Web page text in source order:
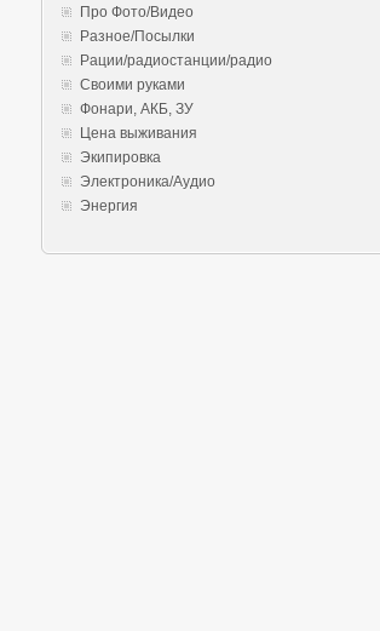
Про Фото/Видео
Разное/Посылки
Рации/радиостанции/радио
Своими руками
Фонари, АКБ, ЗУ
Цена выживания
Экипировка
Электроника/Аудио
Энергия